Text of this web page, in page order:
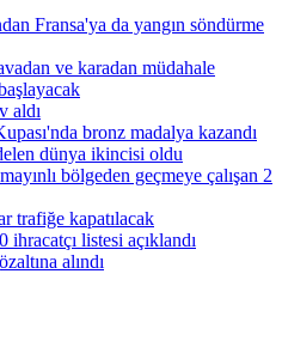
Fransa'ya da yangın söndürme
ve karadan müdahale
aldı
bronz madalya kazandı
dünya ikincisi oldu
bölgeden geçmeye çalışan 2
trafiğe kapatılacak
listesi açıklandı
alındı